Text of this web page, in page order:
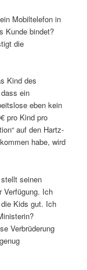
Mobiltelefon in
Kunde bindet?
die
Kind des
ein
eben kein
pro Kind pro
auf den Hartz-
habe, wird
seinen
Verfügung. Ich
Kids gut. Ich
Verbrüderung